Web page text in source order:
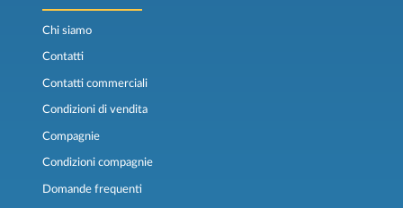
Chi siamo
Contatti
Contatti commerciali
Condizioni di vendita
Compagnie
Condizioni compagnie
Domande frequenti